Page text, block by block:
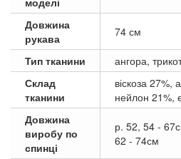
Довжина
рукава
74 см
Тип тканини
ангора,
Склад
тканини
віскоза 27%,
нейлон 21%,
Довжина
виробу по
спинці
р. 52, 54 -
62 - 74см